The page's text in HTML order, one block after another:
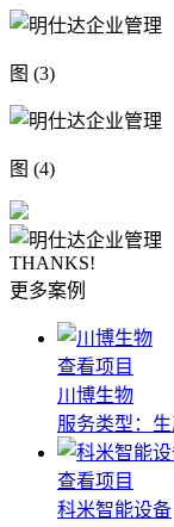
图 (3)
图 (4)
THANKS!
更多案例
查看项目
川博生物
服务类型：
查看项目
科米智能设备